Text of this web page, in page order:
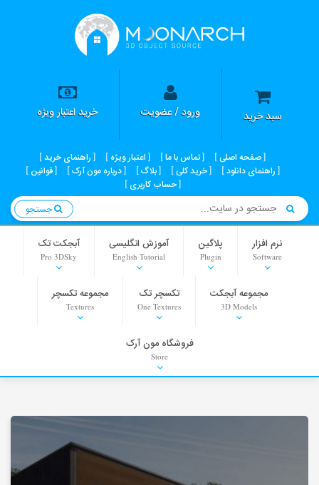
سبد خرید ورود / عضویت خرید اعتبار ویژه
صفحه اصلی تماس با ما اعتبار ویژه
راهنمای خرید
راهنمای دانلود
خرید کلی بلاگ درباره مون آرک
قوانین
حساب کاربری
نرم افزار
Software
پلاگین
Plugin
آموزش انگلیسی
English Tutorial
آبجکت تک
Pro 3DSky
مجموعه آبجکت
3D Models
تکسچر تک
One Textures
مجموعه تکسچر
Textures
PNG-PSD
Background
Stock Images
فروشگاه مون آرک
Store